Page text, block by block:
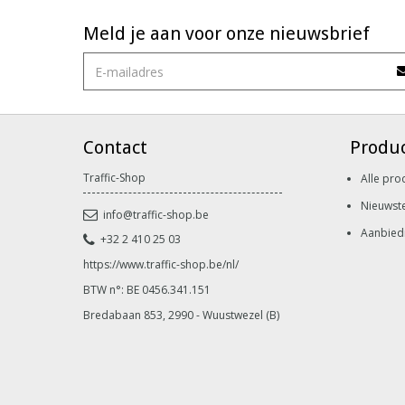
Meld je aan voor onze nieuwsbrief
Contact
Traffic-Shop
info@traffic-shop.be
+32 2 410 25 03
https://www.traffic-shop.be/nl/
BTW n°: BE 0456.341.151
Bredabaan 853, 2990 - Wuustwezel (B)
Alle